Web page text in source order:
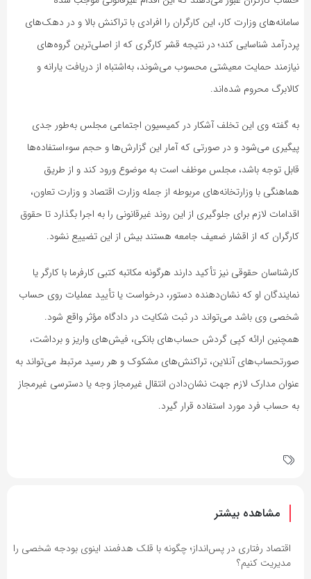
سامانه‌های وزارت کار، این کارگران را افرادی با تراکنش بالا و در دهک‌های
پردرآمد شناسایی کند؛ در نتیجه قشر کارگری که از اصلی‌ترین گروه‌های
نیازمند حمایت معیشتی محسوب می‌شوند، به‌اشتباه از دریافت یارانه و
کالابرگ محروم شده‌اند.
به گفته وی این تخلف آشکار در کمیسیون اجتماعی مجلس به‌طور جدی
پیگیری می‌شود و در صورتی که آمار این گزارش‌ها و حجم سوءاستفاده‌ها
قابل توجه باشد، مجلس موظف است به موضوع ورود کند و از طریق
هماهنگی با وزارتخانه‌های مربوطه از جمله وزارت اقتصاد و وزارت تعاون،
اقدامات لازم برای جلوگیری از این روند غیرقانونی را به اجرا بگذارد تا حقوق
کارگران که از اقشار ضعیف جامعه هستند بیش از این تضییع نشود.
کارشناسان حقوقی نیز تأکید دارند هرگونه مکاتبه کتبی کارفرما با کارگر یا
نمایندگان او که نشان‌دهنده دستور، درخواست یا تأیید عملیات روی حساب
شخصی وی باشد می‌تواند در ثبت شکایت در دادگاه مؤثر واقع شود.
همچنین ارائه کپی گردش حساب‌های بانکی، فیش‌های واریز و برداشت،
صورتحساب‌های آنلاین، تراکنش‌های مشکوک و هر رسید مرتبط می‌تواند به
عنوان مدارک لازم جهت نشان‌دادن انتقال غیرمجاز وجه یا دسترسی غیرمجاز
به حساب فرد مورد استفاده قرار گیرد.
مشاهده بیشتر
اقتصاد رفتاری در پس‌انداز؛ چگونه با قلک هدفمند اینوی بودجه شخصی را
مدیریت کنیم؟